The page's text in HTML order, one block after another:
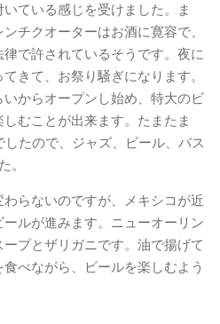
ている感じを受けました。ま
チクオーターはお酒に寛容で、
で許されているそうです。夜に
きて、お祭り騒ぎになります。
からオープンし始め、特大のビ
むことが出来ます。たまたま
たので、ジャズ、ビール、バス
。
らないのですが、メキシコが近
ルが進みます。ニューオーリン
プとザリガニです。油で揚げて
べながら、ビールを楽しむよう